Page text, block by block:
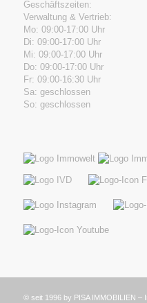
Geschäftszeiten:
Verwaltung & Vertrieb:
Mo: 09:00-17:00 Uhr
Di: 09:00-17:00 Uhr
Mi: 09:00-17:00 Uhr
Do: 09:00-17:00 Uhr
Fr: 09:00-16:30 Uhr
Sa: geschlossen
So: geschlossen
© seit 1996 by PISA IMMOBILIEN –